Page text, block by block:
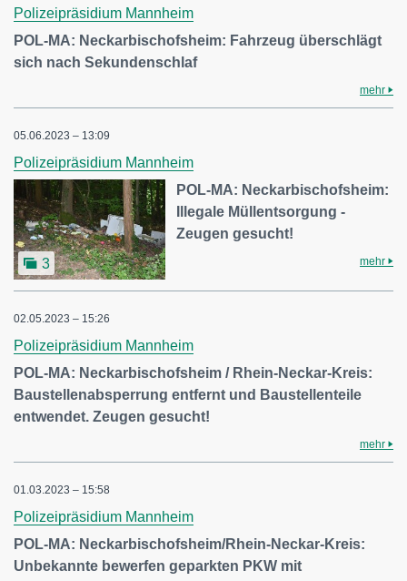
Polizeipräsidium Mannheim
POL-MA: Neckarbischofsheim: Fahrzeug überschlägt
sich nach Sekundenschlaf
mehr
05.06.2023 – 13:09
Polizeipräsidium Mannheim
3
POL-MA: Neckarbischofsheim:
Illegale Müllentsorgung -
Zeugen gesucht!
mehr
02.05.2023 – 15:26
Polizeipräsidium Mannheim
POL-MA: Neckarbischofsheim / Rhein-Neckar-Kreis:
Baustellenabsperrung entfernt und Baustellenteile
entwendet. Zeugen gesucht!
mehr
01.03.2023 – 15:58
Polizeipräsidium Mannheim
POL-MA: Neckarbischofsheim/Rhein-Neckar-Kreis:
Unbekannte bewerfen geparkten PKW mit